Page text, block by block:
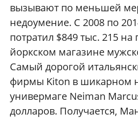
вызывают по меньшей
недоумение. С 2008 по
потратил $849 тыс. 215
йоркском магазине
Самый дорогой
фирмы Kiton в шикарном
универмаге Neiman
долларов. Получается,